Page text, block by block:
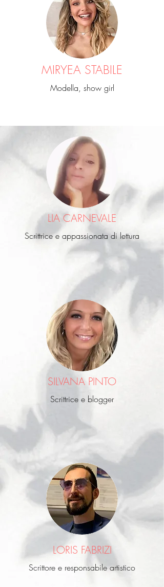
MIRYEA STABILE
Modella, show girl
LIA CARNEVALE
Scrittrice e appassionata di lettura
SILVANA PINTO
Scrittrice e blogger
LORIS FABRIZI
Scrittore e responsabile artistico